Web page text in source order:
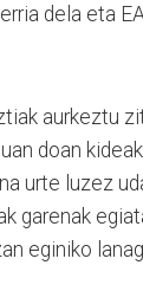
dela eta
aurkeztu
doan
urte luzez
garenak
eginiko